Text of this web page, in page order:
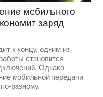
мобильного
заряд
к концу, одним из
становится
Однако
мобильной передачи
разному.